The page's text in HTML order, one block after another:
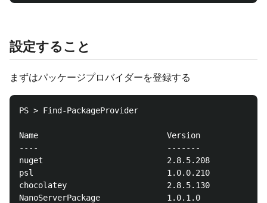
設定すること
まずはパッケージプロバイダーを登録する
PS > Find-PackageProvider
Name
----
nuget
psl
chocolatey
NanoServerPackage              1.0.1.0